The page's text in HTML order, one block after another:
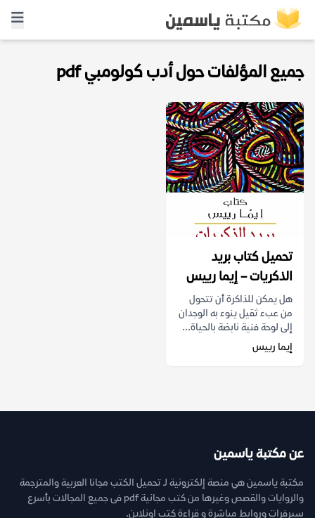
جميع المؤلفات حول أدب كولومبي pdf
تحميل كتاب بريد
الذكريات – إيما رييس
هل يمكن للذاكرة أن تتحول
من عبء ثقيل ينوء به الوجدان
إلى لوحة فنية نابضة بالحياة...
إيما رييس
عن مكتبة ياسمين
مكتبة ياسمين هي منصة إلكترونية لـ تحميل الكتب مجانا العربية والمترجمة
والروايات والقصص وغيرها من كتب مجانية pdf فى جميع المجالات بأسرع
سيرفرات وروابط مباشرة و قراءة كتب اونلاين.